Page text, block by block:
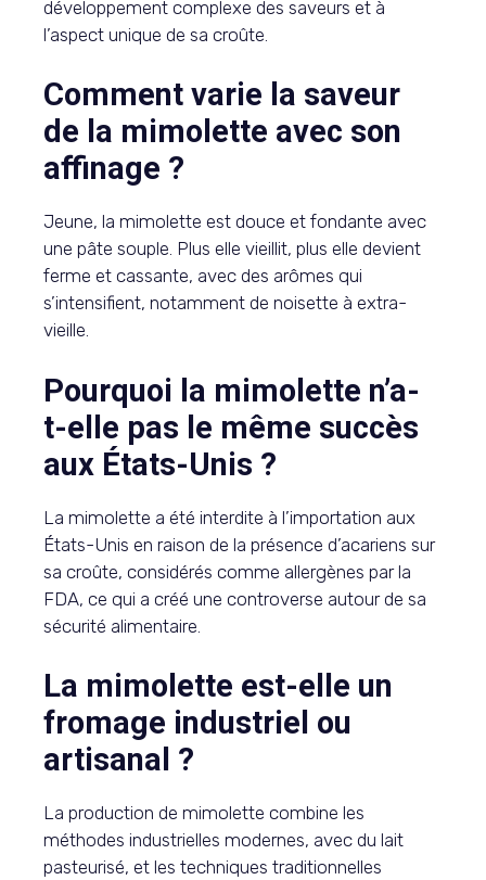
développement complexe des saveurs et à
l’aspect unique de sa croûte.
Comment varie la saveur
de la mimolette avec son
affinage ?
Jeune, la mimolette est douce et fondante avec
une pâte souple. Plus elle vieillit, plus elle devient
ferme et cassante, avec des arômes qui
s’intensifient, notamment de noisette à extra-
vieille.
Pourquoi la mimolette n’a-
t-elle pas le même succès
aux États-Unis ?
La mimolette a été interdite à l’importation aux
États-Unis en raison de la présence d’acariens sur
sa croûte, considérés comme allergènes par la
FDA, ce qui a créé une controverse autour de sa
sécurité alimentaire.
La mimolette est-elle un
fromage industriel ou
artisanal ?
La production de mimolette combine les
méthodes industrielles modernes, avec du lait
pasteurisé, et les techniques traditionnelles